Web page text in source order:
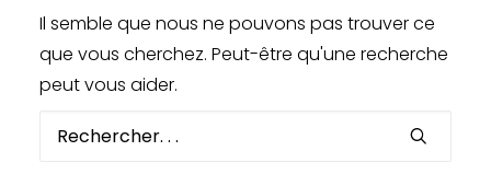
Il semble que nous ne pouvons pas trouver ce
que vous cherchez. Peut-être qu'une recherche
peut vous aider.